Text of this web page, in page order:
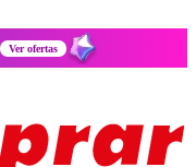
Ver ofertas